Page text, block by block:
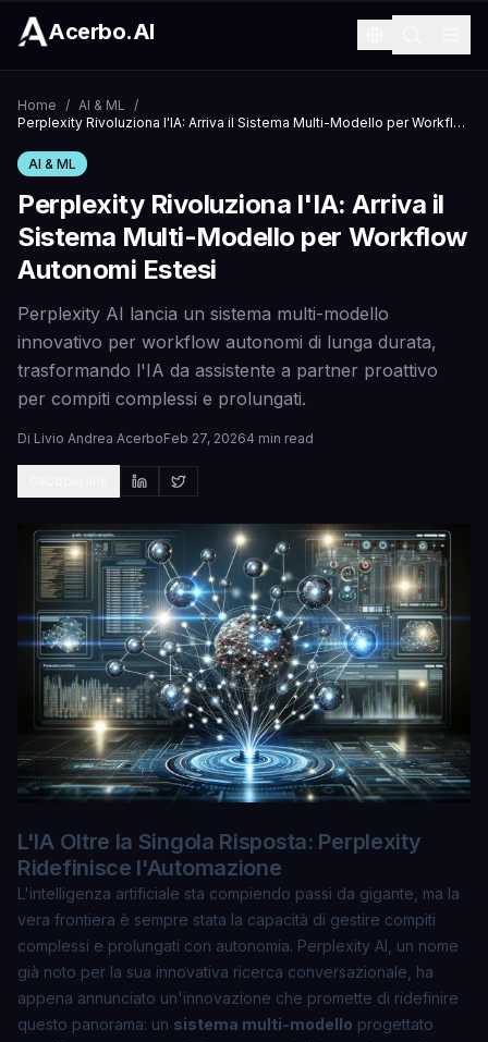
Acerbo.AI
Home / AI & ML /
Perplexity Rivoluziona l'IA: Arriva il Sistema Multi-Modello per Workflow Autonomi Estesi
AI & ML
Perplexity Rivoluziona l'IA: Arriva il
Sistema Multi-Modello per Workflow
Autonomi Estesi
Perplexity AI lancia un sistema multi-modello
innovativo per workflow autonomi di lunga durata,
trasformando l'IA da assistente a partner proattivo
per compiti complessi e prolungati.
Di Livio Andrea AcerboFeb 27, 20264 min read
L'IA Oltre la Singola Risposta: Perplexity
Ridefinisce l'Automazione
L'intelligenza artificiale sta compiendo passi da gigante, ma la
vera frontiera è sempre stata la capacità di gestire compiti
complessi e prolungati con autonomia. Perplexity AI, un nome
già noto per la sua innovativa ricerca conversazionale, ha
appena annunciato un'innovazione che promette di ridefinire
questo panorama: un sistema multi-modello progettato